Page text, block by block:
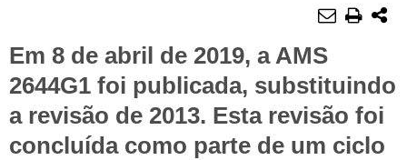
Em 8 de abril de 2019, a AMS
2644G1 foi publicada, substituindo
a revisão de 2013. Esta revisão foi
concluída como parte de um ciclo